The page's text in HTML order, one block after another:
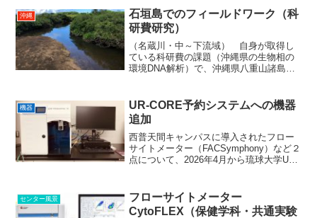
沖縄
石垣島でのフィールドワーク（科
研費研究）
（名蔵川・中～下流域） 自身が取得し
ている科研費の課題（沖縄県の生物相の
環境DNA解析）で、沖縄県八重山諸島の
は外来魚であるカダヤシとグッピーが両
方とも生息しており、下流...
機器
UR-CORE予約システムへの機器
追加
西普天間キャンパスに導入されたフロー
サイトメーター（FACSymphony）など２
点について、2026年4月から琉球大学UR-
ターFACSymphony（先端医学研究...
センター風景
フローサイトメーター
CytoFLEX（保健学科・共通実験